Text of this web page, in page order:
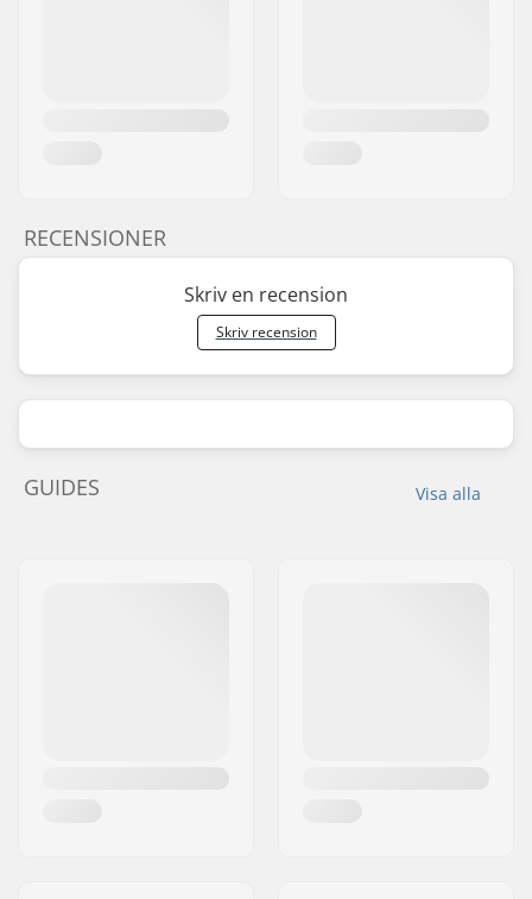
RECENSIONER
Skriv en recension
Skriv recension
Visa alla
GUIDES